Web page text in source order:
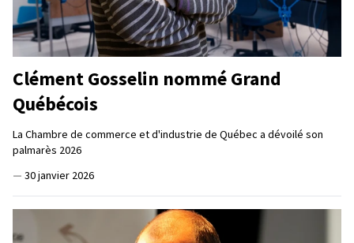
Clément Gosselin nommé Grand
Québécois
La Chambre de commerce et d'industrie de Québec a dévoilé son
palmarès 2026
— 30 janvier 2026